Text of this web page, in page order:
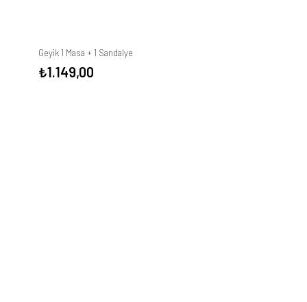
Geyik 1 Masa + 1 Sandalye
₺1.149,00